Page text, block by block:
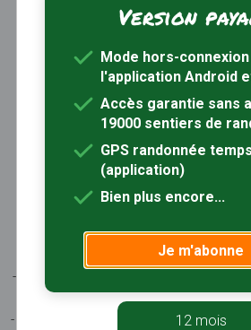
Trouver une randonnée
Inscription /
Abonnement Rando+
Sentiers-en-France, grâce aux
- les spécificités des terroirs (sites
patrimoine …)
- les producteurs locaux et les
et du patrimoine
- ceux qui œuvrent à faire connaître
Version
Mode hors-
l'application Android
Accès garantie sans
19000 sentiers de
GPS randonnée
(application)
Bien plus encore...
Je m'abonne
12 mois